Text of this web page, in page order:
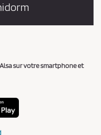
sur votre smartphone et